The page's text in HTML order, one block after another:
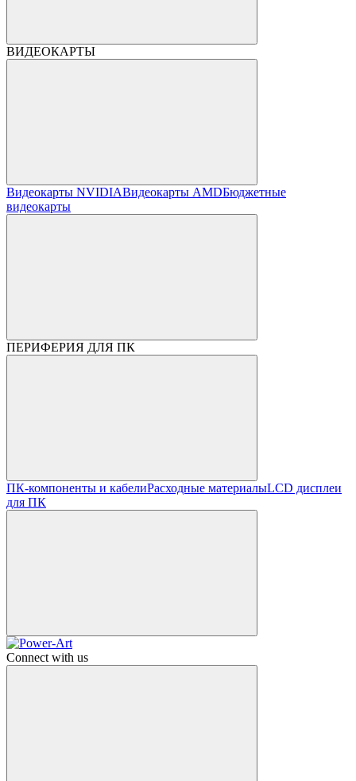
ВИДЕОКАРТЫ
Видеокарты NVIDIAВидеокарты AMDБюджетные
видеокарты
ПЕРИФЕРИЯ ДЛЯ ПК
ПК-компоненты и кабелиРасходные материалыLCD дисплеи
для ПК
Connect with us